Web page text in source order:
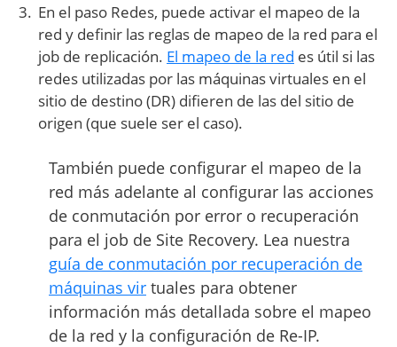
En el paso Redes, puede activar el mapeo de la
red y definir las reglas de mapeo de la red para el
job de replicación. El mapeo de la red es útil si las
redes utilizadas por las máquinas virtuales en el
sitio de destino (DR) difieren de las del sitio de
origen (que suele ser el caso).
También puede configurar el mapeo de la
red más adelante al configurar las acciones
de conmutación por error o recuperación
para el job de Site Recovery. Lea nuestra
guía de conmutación por recuperación de
máquinas vir tuales para obtener
información más detallada sobre el mapeo
de la red y la configuración de Re-IP.